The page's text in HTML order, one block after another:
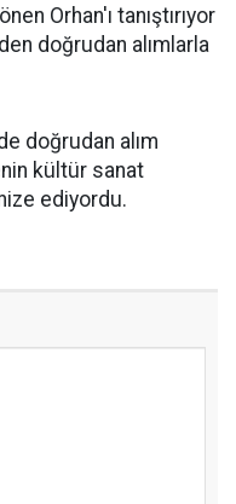
Orhan'ı tanıştırıyor
doğrudan alımlarla
doğrudan alım
kültür sanat
ediyordu.